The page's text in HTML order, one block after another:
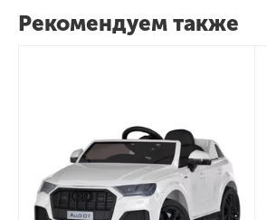
Рекомендуем также